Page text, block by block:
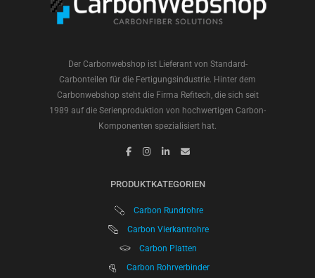
Der Carbonwebshop ist Lieferant von Standard-
Carbonteilen für die Fertigungsindustrie. Hinter dem
Carbonwebshop steht die Firma Refitech, die sich seit
1989 auf die Serienproduktion von hochwertigen Carbon-
Komponenten spezialisiert hat.
PRODUKTKATEGORIEN
Carbon Rundrohre
Carbon Vierkantrohre
Carbon Platten
Carbon Rohrverbinder